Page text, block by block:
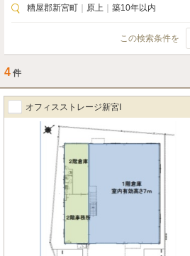
糟屋郡新宮町 原上 築10年以内
この検索条件を
4 件
オフィスストレージ新宮Ⅰ